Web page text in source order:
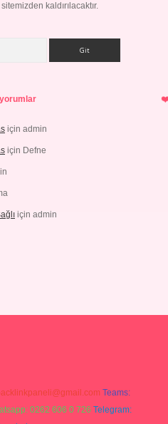
kaldırılacaktır.
için admin
için Defne
için admin
Teams:
0262 606 0 726 Telegram: